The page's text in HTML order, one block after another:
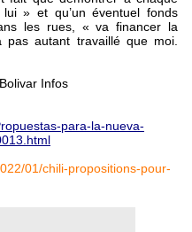
» et qu’un éventuel fonds
les rues, « va financer la
pas autant travaillé que moi.
Infos
para-la-nueva-
01/chili-propositions-pour-